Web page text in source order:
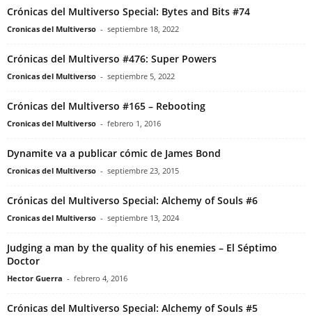
Crónicas del Multiverso Special: Bytes and Bits #74
Cronicas del Multiverso - septiembre 18, 2022
Crónicas del Multiverso #476: Super Powers
Cronicas del Multiverso - septiembre 5, 2022
Crónicas del Multiverso #165 – Rebooting
Cronicas del Multiverso - febrero 1, 2016
Dynamite va a publicar cómic de James Bond
Cronicas del Multiverso - septiembre 23, 2015
Crónicas del Multiverso Special: Alchemy of Souls #6
Cronicas del Multiverso - septiembre 13, 2024
Judging a man by the quality of his enemies – El Séptimo
Doctor
Hector Guerra - febrero 4, 2016
Crónicas del Multiverso Special: Alchemy of Souls #5